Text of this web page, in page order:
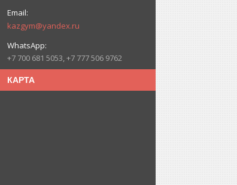
kazgym@yandex.ru
+7 700 681 5053, +7 777 506 9762
КАРТА